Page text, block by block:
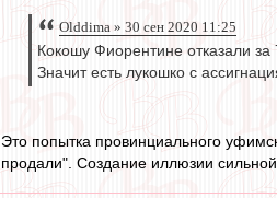
Olddima » 30 сен 2020 11:25
Кокошу Фиорентине отказали за
Значит есть лукошко с
Это попытка провинциального
продали". Создание иллюзии сильной